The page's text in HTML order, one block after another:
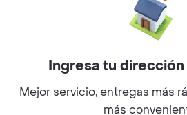
©2026Rappi Inc. All
Ingresa tu
Mejor servicio, entregas más
más